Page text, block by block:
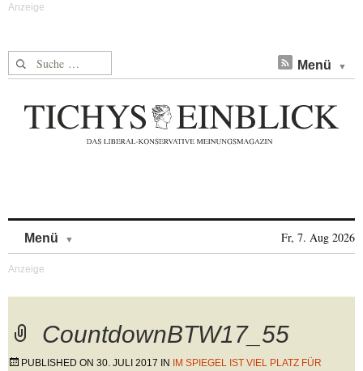
Suche nach: Menü
Menü Fr, 7. Aug 2026
CountdownBTW17_55
PUBLISHED ON 30. JULI 2017 IN
IM SPIEGEL IST VIEL PLATZ FÜR